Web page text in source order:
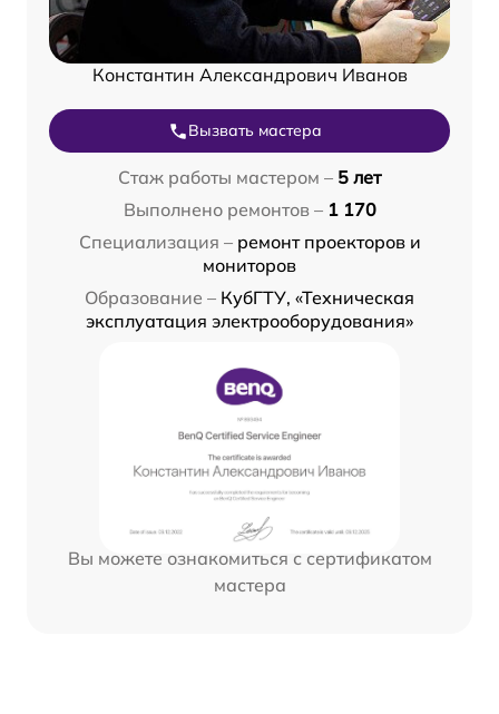
Константин Александрович Иванов
Вызвать мастера
Стаж работы мастером – 5 лет
Выполнено ремонтов – 1 170
Специализация – ремонт проекторов и
мониторов
Образование – КубГТУ, «Техническая
эксплуатация электрооборудования»
Вы можете ознакомиться с сертификатом
мастера